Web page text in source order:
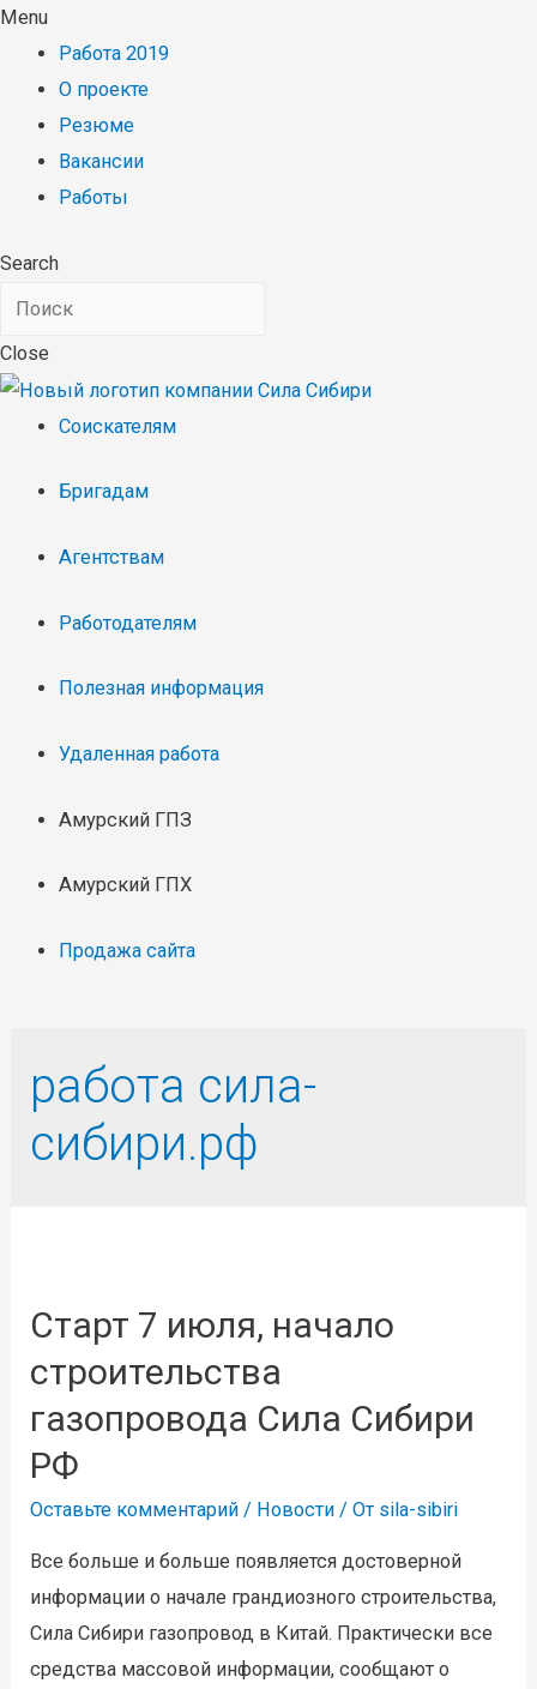
Menu
Работа 2019
О проекте
Резюме
Вакансии
Работы
Search
Close
Соискателям
Бригадам
Агентствам
Работодателям
Полезная информация
Удаленная работа
Амурский ГПЗ
Амурский ГПХ
Продажа сайта
работа сила-
сибири.рф
Старт 7 июля, начало
строительства
газопровода Сила Сибири
РФ
Оставьте комментарий / Новости / От sila-sibiri
Все больше и больше появляется достоверной
информации о начале грандиозного строительства,
Сила Сибири газопровод в Китай. Практически все
средства массовой информации, сообщают о